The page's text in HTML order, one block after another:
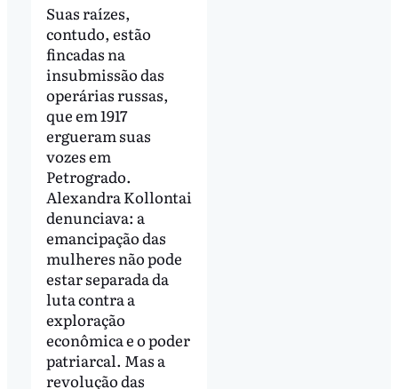
Suas raízes,
contudo, estão
fincadas na
insubmissão das
operárias russas,
que em 1917
ergueram suas
vozes em
Petrogrado.
Alexandra Kollontai
denunciava: a
emancipação das
mulheres não pode
estar separada da
luta contra a
exploração
econômica e o poder
patriarcal. Mas a
revolução das